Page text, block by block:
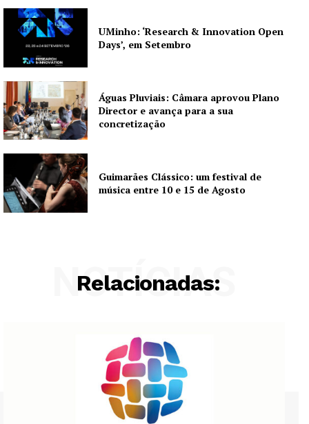
UMinho: ‘Research & Innovation Open
Days’, em Setembro
Águas Pluviais: Câmara aprovou Plano
Director e avança para a sua
concretização
Guimarães Clássico: um festival de
música entre 10 e 15 de Agosto
Relacionadas:
NOTÍCIAS